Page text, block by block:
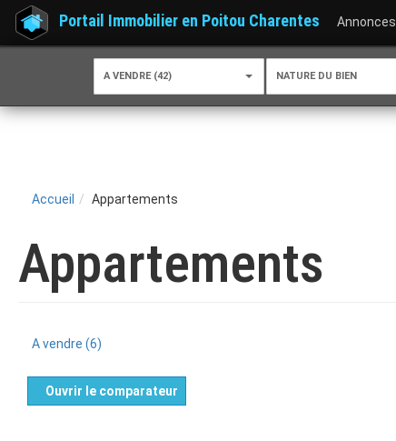
Portail Immobilier en Poitou Charentes Annonces
A VENDRE (42) NATURE DU BIEN
Accueil Appartements
Appartements
A vendre (6)
Ouvrir le comparateur